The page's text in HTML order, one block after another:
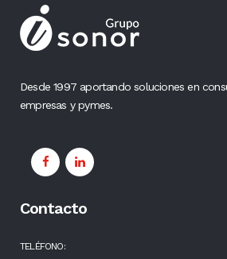
Desde 1997 aportando soluciones en
empresas y pymes.
Contacto
TELÉFONO: